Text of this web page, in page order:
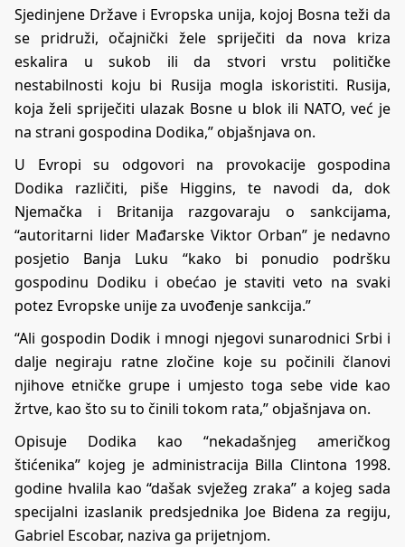
Sjedinjene Države i Evropska unija, kojoj Bosna teži da
se pridruži, očajnički žele spriječiti da nova kriza
eskalira u sukob ili da stvori vrstu političke
nestabilnosti koju bi Rusija mogla iskoristiti. Rusija,
koja želi spriječiti ulazak Bosne u blok ili NATO, već je
na strani gospodina Dodika,” objašnjava on.
U Evropi su odgovori na provokacije gospodina
Dodika različiti, piše Higgins, te navodi da, dok
Njemačka i Britanija razgovaraju o sankcijama,
“autoritarni lider Mađarske Viktor Orban” je nedavno
posjetio Banja Luku “kako bi ponudio podršku
gospodinu Dodiku i obećao je staviti veto na svaki
potez Evropske unije za uvođenje sankcija.”
“Ali gospodin Dodik i mnogi njegovi sunarodnici Srbi i
dalje negiraju ratne zločine koje su počinili članovi
njihove etničke grupe i umjesto toga sebe vide kao
žrtve, kao što su to činili tokom rata,” objašnjava on.
Opisuje Dodika kao “nekadašnjeg američkog
štićenika” kojeg je administracija Billa Clintona 1998.
godine hvalila kao “dašak svježeg zraka” a kojeg sada
specijalni izaslanik predsjednika Joe Bidena za regiju,
Gabriel Escobar, naziva ga prijetnjom.